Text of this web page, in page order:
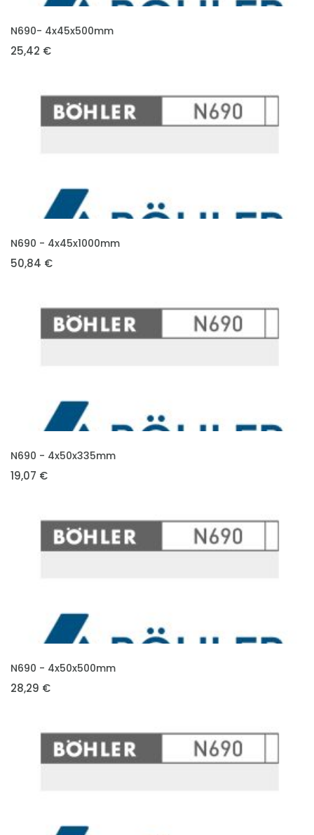
VLOŽIT DO KOŠÍKU
N690- 4x45x500mm
25,42 €
VLOŽIT DO KOŠÍKU
N690 - 4x45x1000mm
50,84 €
VLOŽIT DO KOŠÍKU
N690 - 4x50x335mm
19,07 €
VLOŽIT DO KOŠÍKU
N690 - 4x50x500mm
28,29 €